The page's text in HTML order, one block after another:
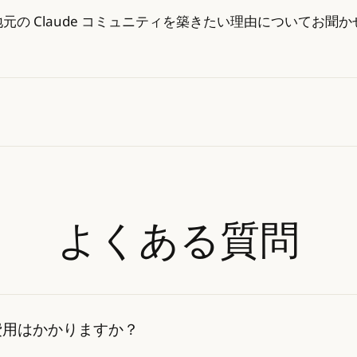
の Claude コミュニティを築きたい理由についてお聞か
よくある質問
はかかりますか？